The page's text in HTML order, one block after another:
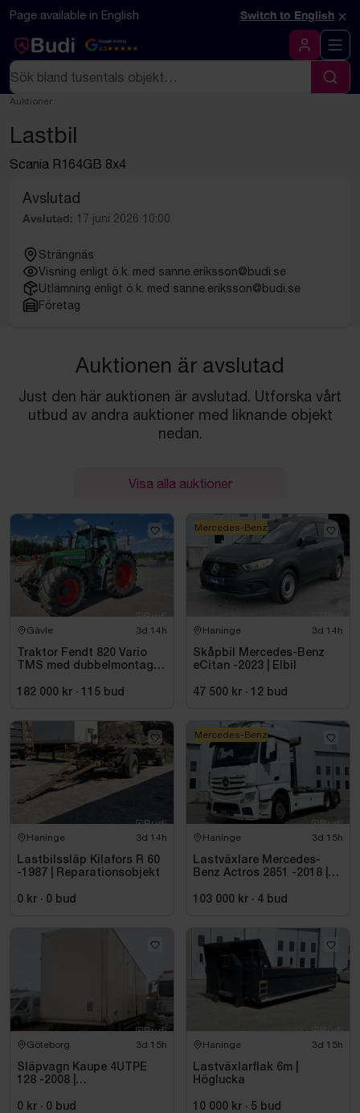
Hoppa till innehåll
Textbaserad (markdown) version av denna sida
Page available in English Switch to English ×
Google Rating
4.5
Logga in
Sök
Sök
Auktioner
Lastbil
Scania R164GB 8x4
Avslutad
Avslutad: 17 juni 2026 10:00
Strängnäs
Visning enligt ö.k. med sanne.eriksson@budi.se
Utlämning enligt ö.k. med sanne.eriksson@budi.se
Företag
Auktionen är avslutad
Just den här auktionen är avslutad. Utforska vårt
utbud av andra auktioner med liknande objekt
nedan.
Visa alla auktioner
Gävle 3d 14h
Traktor Fendt 820 Vario
TMS med dubbelmontage
182 000 kr · 115 bud
Haninge 3d 14h
Skåpbil Mercedes-Benz
eCitan -2023 | Elbil
47 500 kr · 12 bud
Mercedes-Benz
Haninge 3d 14h
Lastbilssläp Kilafors R 60
-1987 | Reparationsobjekt
0 kr · 0 bud
Haninge 3d 15h
Lastväxlare Mercedes-
Benz Actros 2851 -2018 |
103 000 kr · 4 bud
Mercedes-Benz
Göteborg 3d 15h
Släpvagn Kaupe 4UTPE
128 -2008 |
0 kr · 0 bud
Haninge 3d 15h
Lastväxlarflak 6m |
Höglucka
10 000 kr · 5 bud